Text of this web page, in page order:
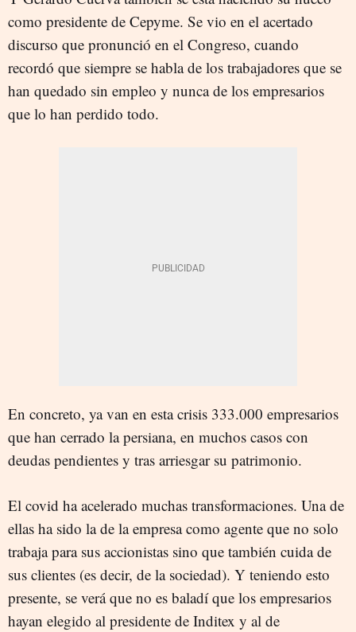
como presidente de Cepyme. Se vio en el acertado
discurso que pronunció en el Congreso, cuando
recordó que siempre se habla de los trabajadores que se
han quedado sin empleo y nunca de los empresarios
que lo han perdido todo.
En concreto, ya van en esta crisis 333.000 empresarios
que han cerrado la persiana, en muchos casos con
deudas pendientes y tras arriesgar su patrimonio.
El covid ha acelerado muchas transformaciones. Una de
ellas ha sido la de la empresa como agente que no solo
trabaja para sus accionistas sino que también cuida de
sus clientes (es decir, de la sociedad). Y teniendo esto
presente, se verá que no es baladí que los empresarios
hayan elegido al presidente de Inditex y al de